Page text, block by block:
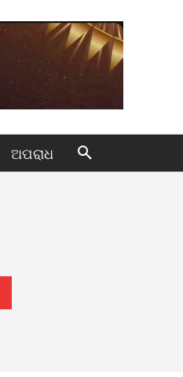
ଅପରାଧ